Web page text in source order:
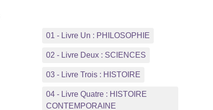
01 - Livre Un : PHILOSOPHIE
02 - Livre Deux : SCIENCES
03 - Livre Trois : HISTOIRE
04 - Livre Quatre : HISTOIRE
CONTEMPORAINE